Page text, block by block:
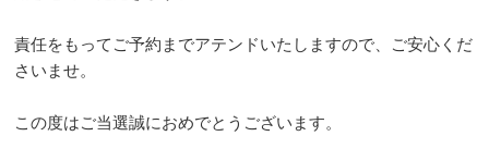
責任をもってご予約までアテンドいたしますので、ご安心くだ
さいませ。
この度はご当選誠におめでとうございます。